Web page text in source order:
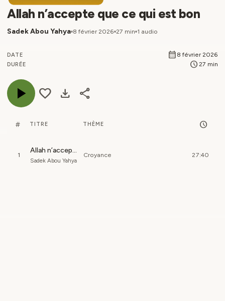
Allah n’accepte que ce qui est bon
Sadek Abou Yahya 8 février 2026 27 min 1 audio
DATE calendar_month 8 février 2026
DURÉE schedule27 min
play_arrow favorite download share
# TITRE THÈME schedule
1
Allah n’accepte que ce qui est bon
Sadek Abou Yahya
Croyance 27:40